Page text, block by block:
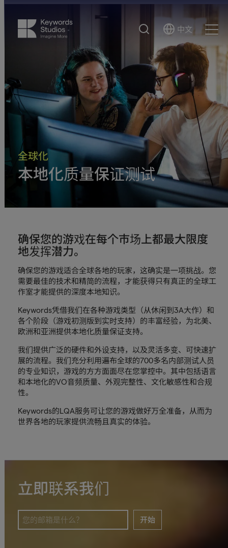
搜
Select
Language
中文
全球化
本地化质量保证测试
确保您的游戏在每个市场上都最大限度
地发挥潜力。
确保您的游戏适合全球各地的玩家，这确实是一项挑战。您
需要最佳的技术和精简的流程，才能获得只有真正的全球工
作室才能提供的深度本地知识。
Keywords凭借我们在各种游戏类型（从休闲到3A大作）和
各个阶段（游戏初测版到实时支持）的丰富经验，为北美、
欧洲和亚洲提供本地化质量保证支持。
我们提供广泛的硬件和外设支持，以及灵活多变、可快速扩
展的流程。我们充分利用遍布全球的700多名内部测试人员
的专业知识，游戏的方方面面尽在您掌控中。其中包括语言
和本地化的VO音频质量、外观完整性、文化敏感性和合规
性。
Keywords的LQA服务可让您的游戏做好万全准备，从而为
世界各地的玩家提供流畅且真实的体验。
立即联系我们
开始